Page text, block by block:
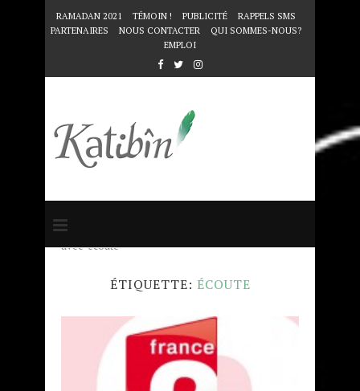
RAMADAN 2021 TÉMOIN ! PUBLICITÉ
RAPPELS SMS
PARTENAIRES
NOUS CONTACTER
QUI SOMMES-NOUS?
EMPLOI
Accueil
avec "écoute"
ÉTIQUETTE: ÉCOUTE